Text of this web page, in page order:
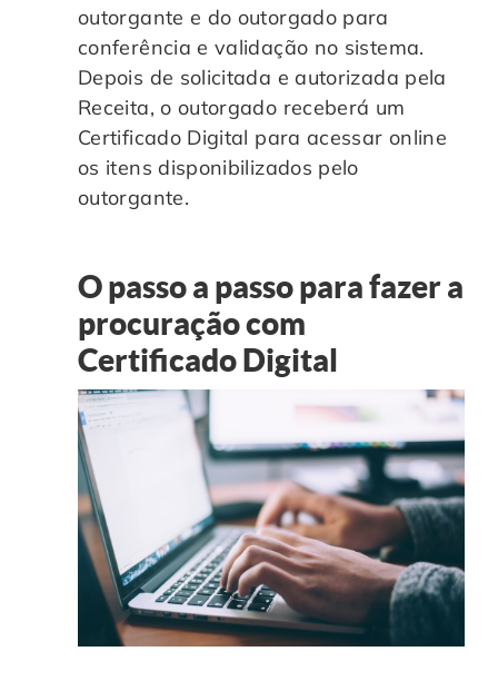
outorgante e do outorgado para
conferência e validação no sistema.
Depois de solicitada e autorizada pela
Receita, o outorgado receberá um
Certificado Digital para acessar online
os itens disponibilizados pelo
outorgante.
O passo a passo para fazer a
procuração com
Certificado Digital